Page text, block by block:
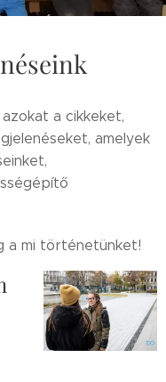
a cikkeket,
amelyek
a mi történetünket!